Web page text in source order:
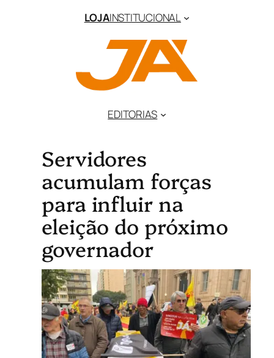
LOJAINSTITUCIONAL
EDITORIAS
Servidores
acumulam forças
para influir na
eleição do próximo
governador